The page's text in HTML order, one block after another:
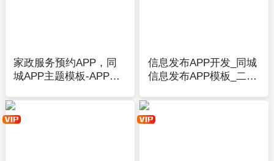
家政服务预约APP，同
城APP主题模板-APP在
信息发布APP开发_同城
信息发布APP模板_二手
物交友-应用公园